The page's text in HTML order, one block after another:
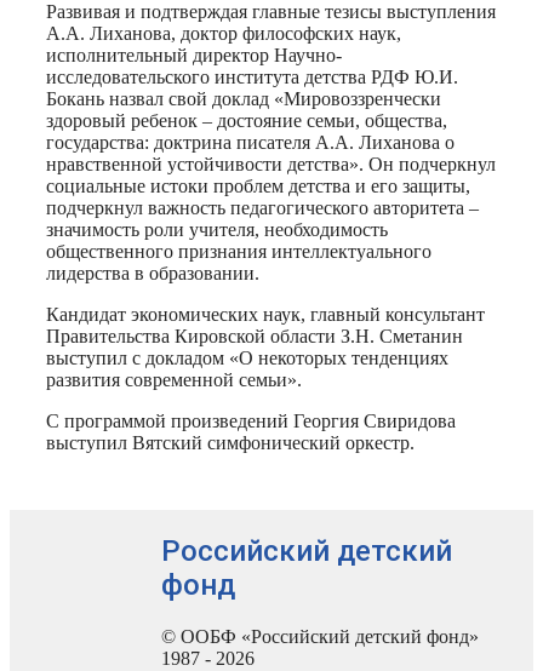
Развивая и подтверждая главные тезисы выступления
А.А. Лиханова, доктор философских наук,
исполнительный директор Научно-
исследовательского института детства РДФ Ю.И.
Бокань назвал свой доклад «Мировоззренчески
здоровый ребенок – достояние семьи, общества,
государства: доктрина писателя А.А. Лиханова о
нравственной устойчивости детства». Он подчеркнул
социальные истоки проблем детства и его защиты,
подчеркнул важность педагогического авторитета –
значимость роли учителя, необходимость
общественного признания интеллектуального
лидерства в образовании.
Кандидат экономических наук, главный консультант
Правительства Кировской области З.Н. Сметанин
выступил с докладом «О некоторых тенденциях
развития современной семьи».
С программой произведений Георгия Свиридова
выступил Вятский симфонический оркестр.
Российский детский
фонд
© ООБФ «Российский детский фонд»
1987 - 2026